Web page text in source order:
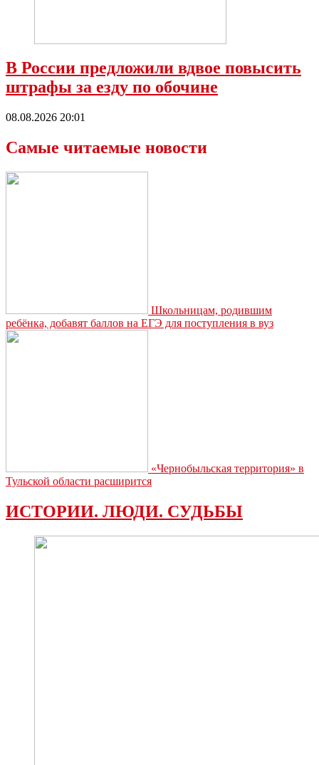
В России предложили вдвое повысить
штрафы за езду по обочине
08.08.2026 20:01
Самые читаемые новости
Школьницам, родившим
ребёнка, добавят баллов на ЕГЭ для поступления в вуз
«Чернобыльская территория» в
Тульской области расширится
ИСТОРИИ. ЛЮДИ. СУДЬБЫ